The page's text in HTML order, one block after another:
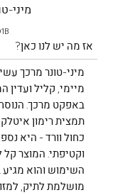
מיני-
אז מה יש לנו כאן?
מיני-טונר מרכך
מיימי, קליל ועדין
באפקט מרכך.
תמצית רימון
כחול וורד - היא
וקטיפתי. המוצר
השימוש והוא
מושלמת לתיק,